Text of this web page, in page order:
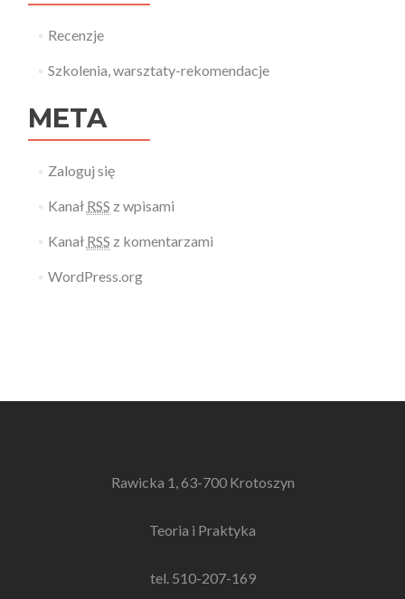
Recenzje
Szkolenia, warsztaty-rekomendacje
META
Zaloguj się
Kanał RSS z wpisami
Kanał RSS z komentarzami
WordPress.org
Rawicka 1, 63-700 Krotoszyn
Teoria i Praktyka
tel. 510-207-169